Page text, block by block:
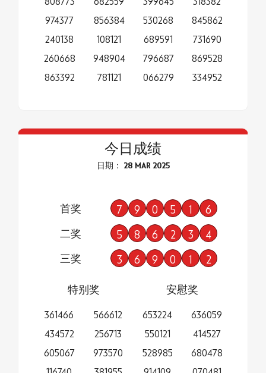
974377
240138
260668
863392
856384
108121
948904
781121
530268
689591
796687
066279
845862
731690
869528
334952
今日成绩
日期： 28 MAR 2025
首奖 7 9 0 5 1 6
二奖 5 8 6 2 3 4
三奖 3 6 9 0 1 2
特别奖
361466
434572
605067
566612
256713
973570
安慰奖
653224
550121
528985
636059
414527
680478